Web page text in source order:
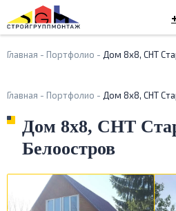
Главная - Портфолио - Дом 8х8, СНТ
Главная - Портфолио - Дом 8х8, СНТ
Дом 8х8, СНТ
Белоостров